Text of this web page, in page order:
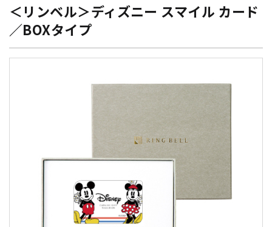
＜リンベル＞ディズニー スマイル カード
／BOXタイプ